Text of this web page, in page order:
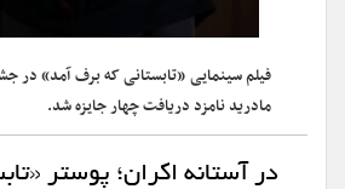
فیلم سینمایی «تابستانی که برف آمد» در
مادرید نامزد دریافت چهار جایزه شد.
در آستانه اکران؛ پوستر